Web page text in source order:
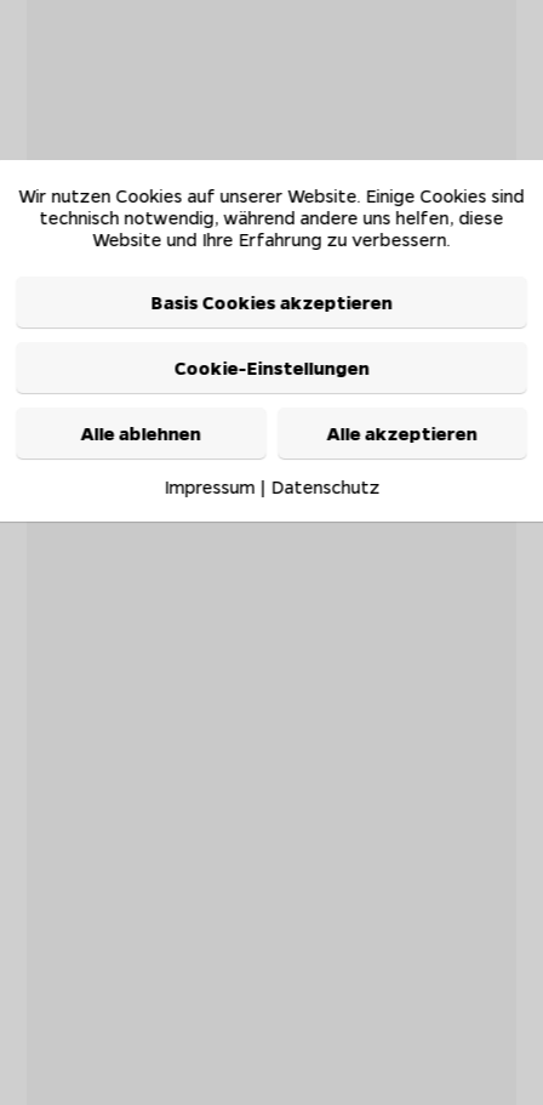
Wir nutzen Cookies auf unserer Website. Einige Cookies sind
technisch notwendig, während andere uns helfen, diese
Website und Ihre Erfahrung zu verbessern.
Basis Cookies akzeptieren
Cookie-Einstellungen
Alle ablehnen Alle akzeptieren
Impressum| Datenschutz